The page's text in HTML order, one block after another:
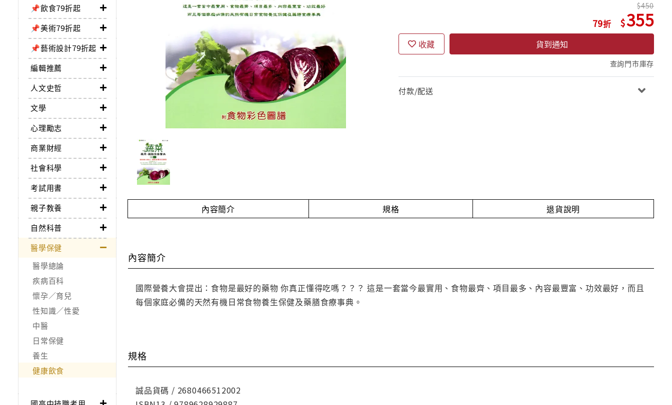
📌飲食79折起
📌美術79折起
📌藝術設計79折起
編輯推薦
人文史哲
文學
心理勵志
商業財經
社會科學
考試用書
親子教養
自然科普
醫學保健
醫學總論
疾病百科
懷孕／育兒
性知識／性愛
中醫
日常保健
養生
健康飲食
79
450
355
收藏 貨到通知
查詢門市庫存
付款/配送
內容簡介 規格 退貨說明
內容簡介
國際營養大會提出：食物是最好的藥物 你真正懂得吃嗎？？？ 這是一套當今最實用、食物最齊、項目最多、內容最豐富、功效最好，而且
每個家庭必備的天然有機日常食物養生保健及藥膳食療事典。
規格
誠品貨碼 / 2680466512002